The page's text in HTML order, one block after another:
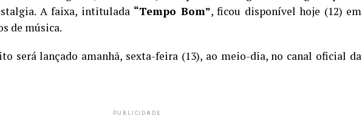
A faixa, intitulada “Tempo Bom”, ficou disponível hoje (12) em
de música.
será lançado amanhã, sexta-feira (13), ao meio-dia, no canal oficial da
PUBLICIDADE